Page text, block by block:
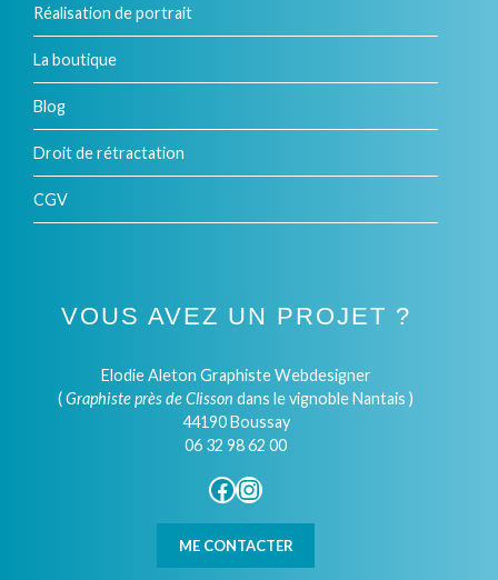
Réalisation de portrait
La boutique
Blog
Droit de rétractation
CGV
VOUS AVEZ UN PROJET ?
Elodie Aleton Graphiste Webdesigner
(Graphiste près de Clisson dans le vignoble Nantais )
44190 Boussay
06 32 98 62 00
Facebook
Instagram
ME CONTACTER